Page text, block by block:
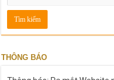
THÔNG BÁO